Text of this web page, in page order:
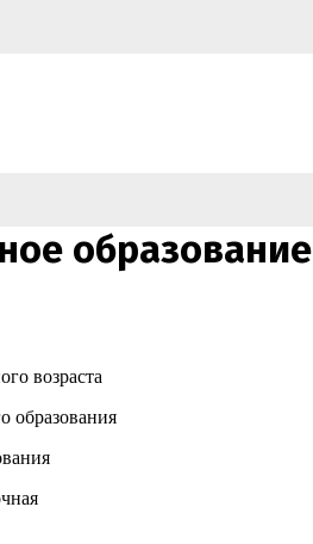
образование
возраста
образования